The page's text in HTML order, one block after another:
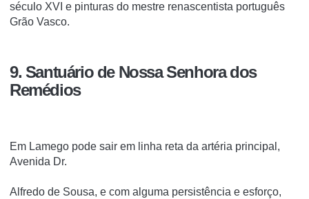
século XVI e pinturas do mestre renascentista português
Grão Vasco.
9. Santuário de Nossa Senhora dos
Remédios
Em Lamego pode sair em linha reta da artéria principal,
Avenida Dr.
Alfredo de Sousa, e com alguma persistência e esforço,